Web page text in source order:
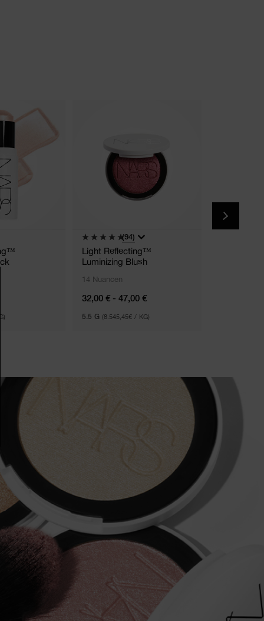
(94)
Light Reflecting™
Luminizing Blush
14 Nuancen
32,00 € - 47,00 €
5.5 G (8.545,45€ / KG)